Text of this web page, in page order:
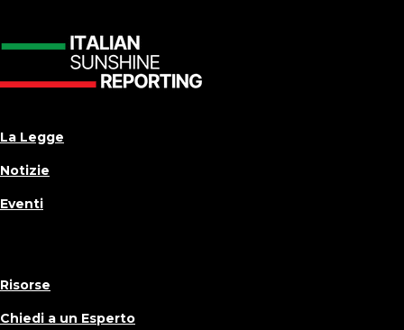
La Legge
Notizie
Eventi
Risorse
Chiedi a un Esperto